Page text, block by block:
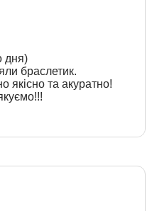
дня)
браслетик.
якісно та акуратно!